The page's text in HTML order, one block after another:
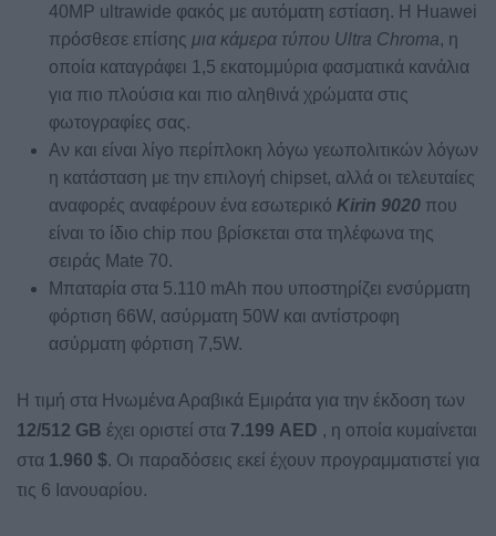
40MP ultrawide φακός με αυτόματη εστίαση. Η Huawei
πρόσθεσε επίσης μια κάμερα τύπου Ultra Chroma, η
οποία καταγράφει 1,5 εκατομμύρια φασματικά κανάλια
για πιο πλούσια και πιο αληθινά χρώματα στις
φωτογραφίες σας.
Αν και είναι λίγο περίπλοκη λόγω γεωπολιτικών λόγων
η κατάσταση με την επιλογή chipset, αλλά οι τελευταίες
αναφορές αναφέρουν ένα εσωτερικό Kirin 9020που
είναι το ίδιο chip που βρίσκεται στα τηλέφωνα της
σειράς Mate 70.
Μπαταρία στα 5.110 mAh που υποστηρίζει ενσύρματη
φόρτιση 66W, ασύρματη 50W και αντίστροφη
ασύρματη φόρτιση 7,5W.
Η τιμή στα Ηνωμένα Αραβικά Εμιράτα για την έκδοση των
12/512 GB έχει οριστεί στα 7.199 AED , η οποία κυμαίνεται
στα 1.960 $. Οι παραδόσεις εκεί έχουν προγραμματιστεί για
τις 6 Ιανουαρίου.